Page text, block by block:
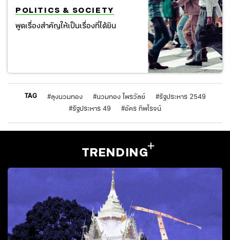
POLITICS & SOCIETY
พูดเรื่องสำคัญให้เป็นเรื่องที่ได้ยิน
TAG #ลุงนวมทอง #นวมทอง ไพรวัลย์ #รัฐประหาร 2549
#รัฐประหาร 49 #อัคร ทิพโรจน์
TRENDING